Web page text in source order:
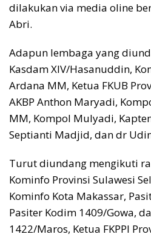
dilakukan via media oline
Abri.
Adapun lembaga yang
Kasdam XIV/Hasanuddin,
Ardana MM, Ketua FKUB
AKBP Anthon Maryadi,
MM, Kompol Mulyadi,
Septianti Madjid, dan dr
Turut diundang mengikuti
Kominfo Provinsi Sulawesi
Kominfo Kota Makassar,
Pasiter Kodim 1409/Gowa,
1422/Maros, Ketua FKPPI